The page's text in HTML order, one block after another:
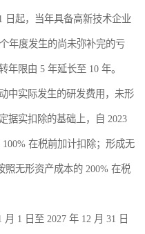
日起，当年具备高新技术企业
年度发生的尚未弥补完的亏
限由 5 年延长至 10 年。
中实际发生的研发费用，未形
据实扣除的基础上，自 2023
在税前加计扣除；形成无
照无形资产成本的 200% 在税
月 1 日至 2027 年 12 月 31 日